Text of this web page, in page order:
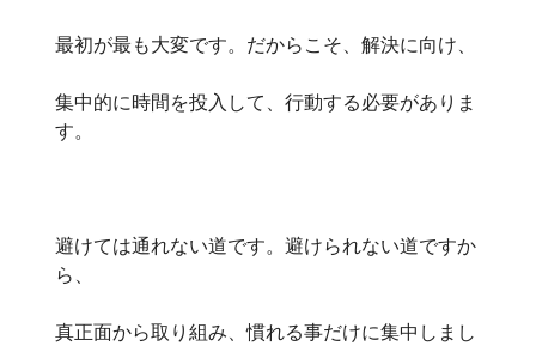
最初が最も大変です。だからこそ、解決に向け、
集中的に時間を投入して、行動する必要がありま
す。
避けては通れない道です。避けられない道ですか
ら、
真正面から取り組み、慣れる事だけに集中しまし